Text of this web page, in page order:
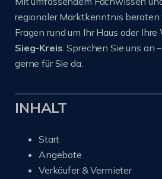
regionaler Marktkenntnis beraten
Fragen rund um Ihr Haus oder
Sieg-Kreis. Sprechen Sie uns an
gerne für Sie da.
INHALT
Start
Angebote
Verkäufer & Vermieter